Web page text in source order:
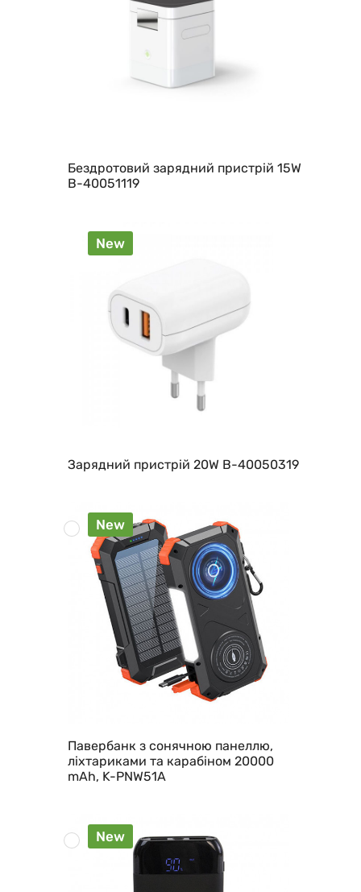
Бездротовий зарядний пристрій 15W
B-40051119
New
Зарядний пристрій 20W B-40050319
New
Павербанк з сонячною панеллю,
ліхтариками та карабіном 20000
mAh, K-PNW51A
New